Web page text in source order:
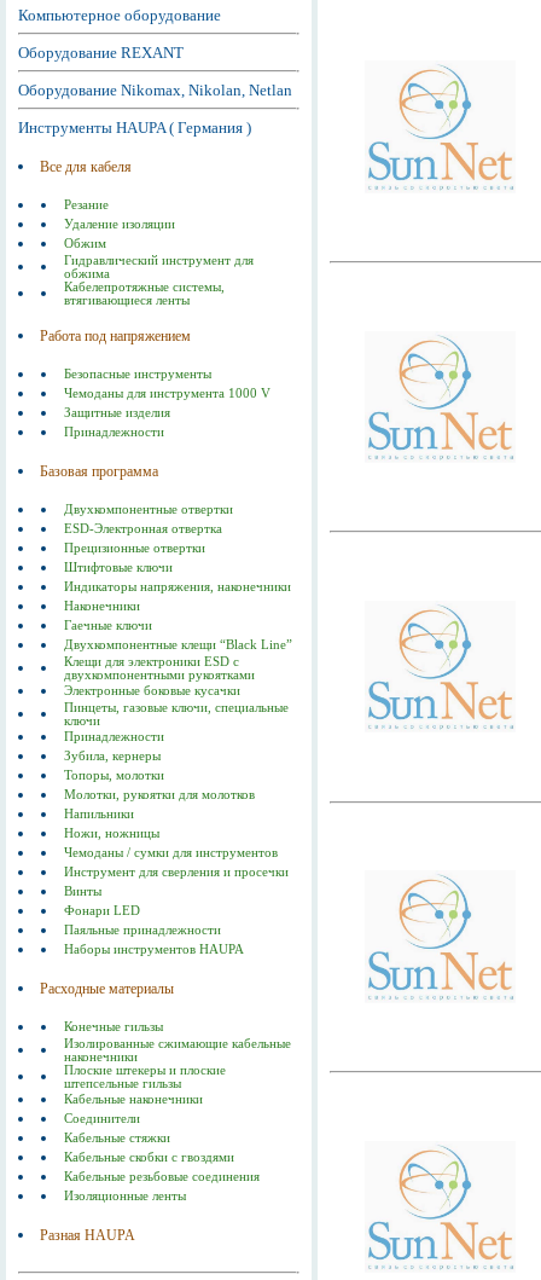
Компьютерное оборудование
Оборудование REXANT
Оборудование Nikomax, Nikolan, Netlan
Инструменты HAUPA ( Германия )
Все для кабеля
Резание
Удаление изоляции
Обжим
Гидравлический инструмент для
обжима
Кабелепротяжные системы,
втягивающиеся ленты
Работа под напряжением
Безопасные инструменты
Чемоданы для инструмента 1000 V
Защитные изделия
Принадлежности
Базовая программа
Двухкомпонентные отвертки
ESD-Электронная отвертка
Прецизионные отвертки
Штифтовые ключи
Индикаторы напряжения, наконечники
Наконечники
Гаечные ключи
Двухкомпонентные клещи “Black Line”
Клещи для электроники ESD с
двухкомпонентными рукоятками
Электронные боковые кусачки
Пинцеты, газовые ключи, специальные
ключи
Принадлежности
Зубила, кернеры
Топоры, молотки
Молотки, рукоятки для молотков
Напильники
Ножи, ножницы
Чемоданы / сумки для инструментов
Инструмент для сверления и просечки
Винты
Фонари LED
Паяльные принадлежности
Наборы инструментов HAUPA
Расходные материалы
Конечные гильзы
Изолированные сжимающие кабельные
наконечники
Плоские штекеры и плоские
штепсельные гильзы
Кабельные наконечники
Соединители
Кабельные стяжки
Кабельные скобки с гвоздями
Кабельные резьбовые соединения
Изоляционные ленты
Разная HAUPA